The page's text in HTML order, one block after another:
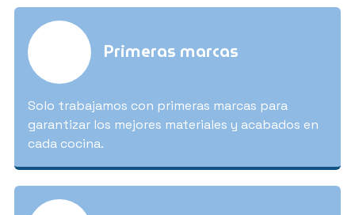
Primeras marcas
Solo trabajamos con primeras marcas para
garantizar los mejores materiales y acabados en
cada cocina.